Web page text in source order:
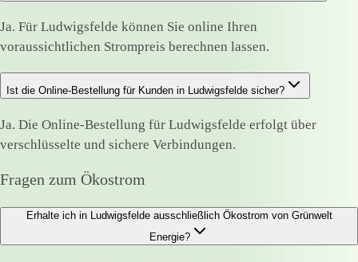
Ja. Für Ludwigsfelde können Sie online Ihren
voraussichtlichen Strompreis berechnen lassen.
Ist die Online-Bestellung für Kunden in Ludwigsfelde sicher?
Ja. Die Online-Bestellung für Ludwigsfelde erfolgt über
verschlüsselte und sichere Verbindungen.
Fragen zum Ökostrom
Erhalte ich in Ludwigsfelde ausschließlich Ökostrom von Grünwelt
Energie?